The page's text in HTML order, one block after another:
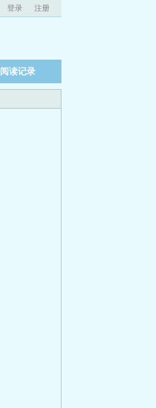
登录 注册
阅读记录